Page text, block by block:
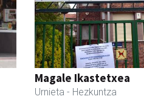
Magale Ikastetxea
Urnieta - Hezkuntza